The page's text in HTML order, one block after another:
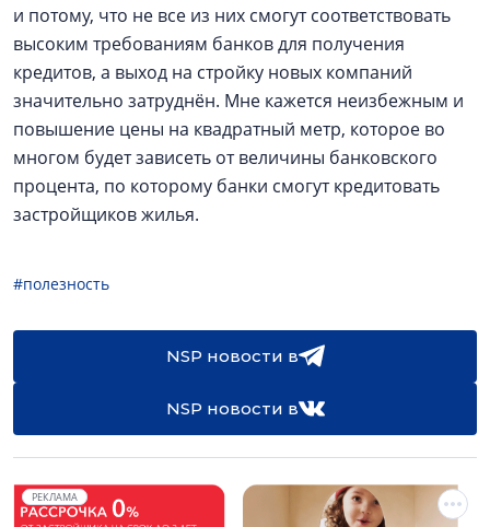
и потому, что не все из них смогут соответствовать
высоким требованиям банков для получения
кредитов, а выход на стройку новых компаний
значительно затруднён. Мне кажется неизбежным и
повышение цены на квадратный метр, которое во
многом будет зависеть от величины банковского
процента, по которому банки смогут кредитовать
застройщиков жилья.
#полезность
NSP новости в
NSP новости в
РЕКЛАМА